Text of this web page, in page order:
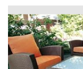
acestea pot fi puse in